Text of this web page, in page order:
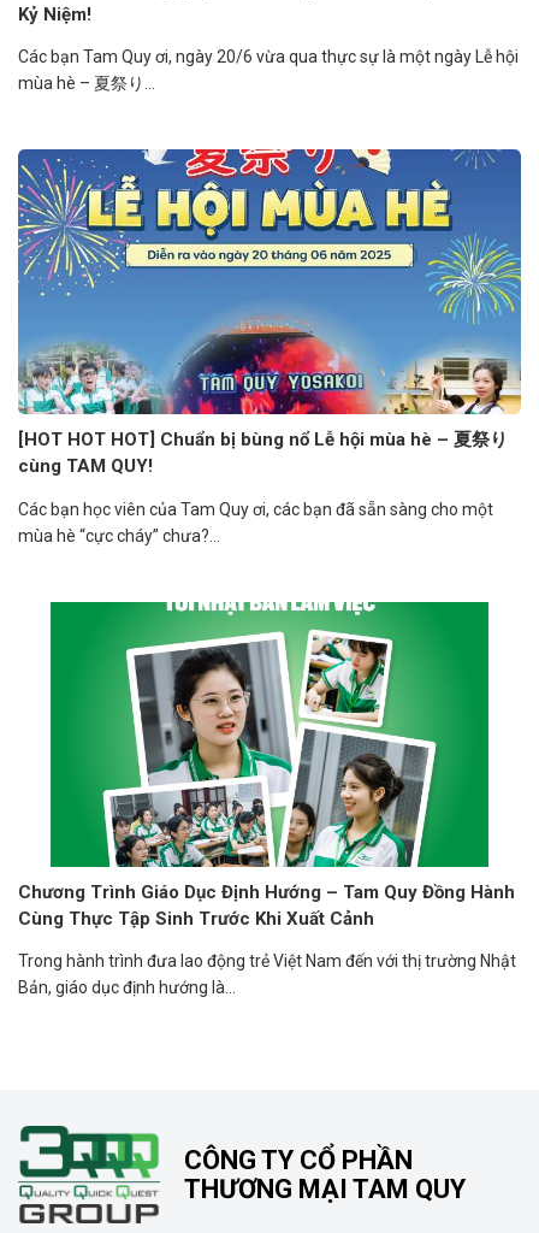
Kỷ Niệm!
Các bạn Tam Quy ơi, ngày 20/6 vừa qua thực sự là một ngày Lễ hội
mùa hè – 夏祭り...
[HOT HOT HOT] Chuẩn bị bùng nổ Lễ hội mùa hè – 夏祭り
cùng TAM QUY!
Các bạn học viên của Tam Quy ơi, các bạn đã sẵn sàng cho một
mùa hè “cực cháy” chưa?...
Chương Trình Giáo Dục Định Hướng – Tam Quy Đồng Hành
Cùng Thực Tập Sinh Trước Khi Xuất Cảnh
Trong hành trình đưa lao động trẻ Việt Nam đến với thị trường Nhật
Bản, giáo dục định hướng là...
CÔNG TY CỔ PHẦN
THƯƠNG MẠI TAM QUY